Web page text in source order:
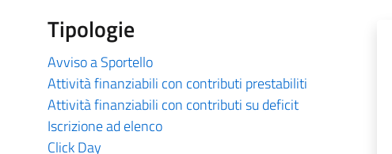
Tipologie
Avviso a Sportello
Attività finanziabili con contributi prestabiliti
Attività finanziabili con contributi su deficit
Iscrizione ad elenco
Click Day